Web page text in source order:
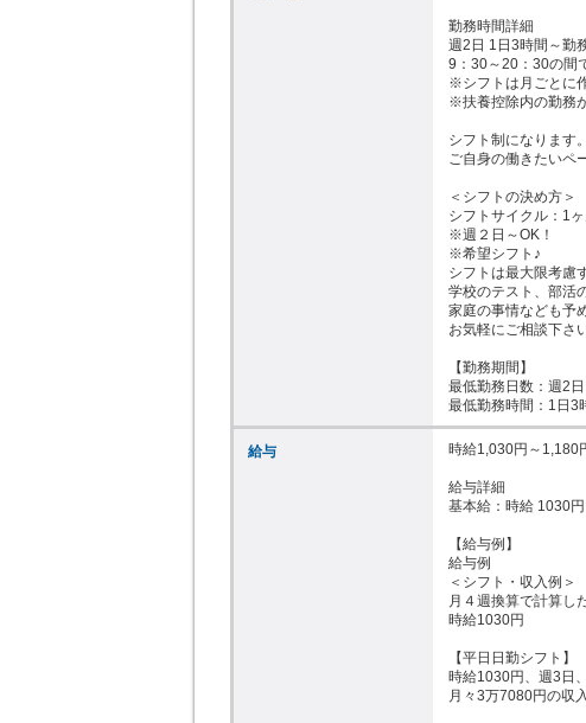
勤務時間詳細
週2日 1日3時間～勤
9：30～20：30の間
※シフトは月ごとに
※扶養控除内の勤務
シフト制になります
ご自身の働きたいペ
＜シフトの決め方＞
シフトサイクル：1ヶ
※週２日～OK！
※希望シフト♪
シフトは最大限考慮
学校のテスト、部活
家庭の事情なども予
お気軽にご相談下さ
【勤務期間】
最低勤務日数：週2日
最低勤務時間：1日3
給与 時給1,030円～1,180
給与詳細
基本給：時給 1030
【給与例】
給与例
＜シフト・収入例＞
月４週換算で計算し
時給1030円
【平日日勤シフト】
時給1030円、週3日
月々3万7080円の収入